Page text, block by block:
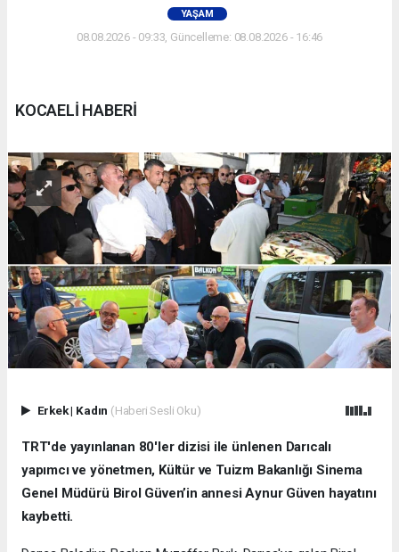
YAŞAM
08.08.2026 - 09:33, Güncelleme: 08.08.2026 - 16:46
KOCAELİ HABERİ
Erkek| Kadın (Haberi Sesli Oku)
TRT'de yayınlanan 80'ler dizisi ile ünlenen Darıcalı
yapımcı ve yönetmen, Kültür ve Tuizm Bakanlığı Sinema
Genel Müdürü Birol Güven’in annesi Aynur Güven hayatını
kaybetti.